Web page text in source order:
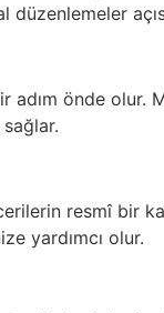
önde olur.
resmî bir
yardımcı olur.